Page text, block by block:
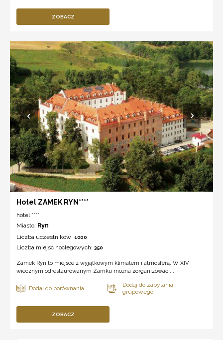
ZOBACZ
Hotel ZAMEK RYN****
hotel ****
Miasto: Ryn
Liczba uczestników: 1000
Liczba miejsc noclegowych: 350
Zamek Ryn to miejsce z wyjątkowym klimatem i atmosferą. W XIV
wiecznym odrestaurowanym Zamku można zorganizować ...
ZOBACZ